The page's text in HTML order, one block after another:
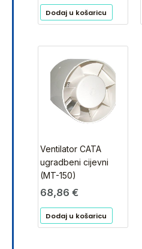
Dodaj u košaricu
Ventilator CATA
ugradbeni cijevni
(MT-150)
68,86 €
Dodaj u košaricu